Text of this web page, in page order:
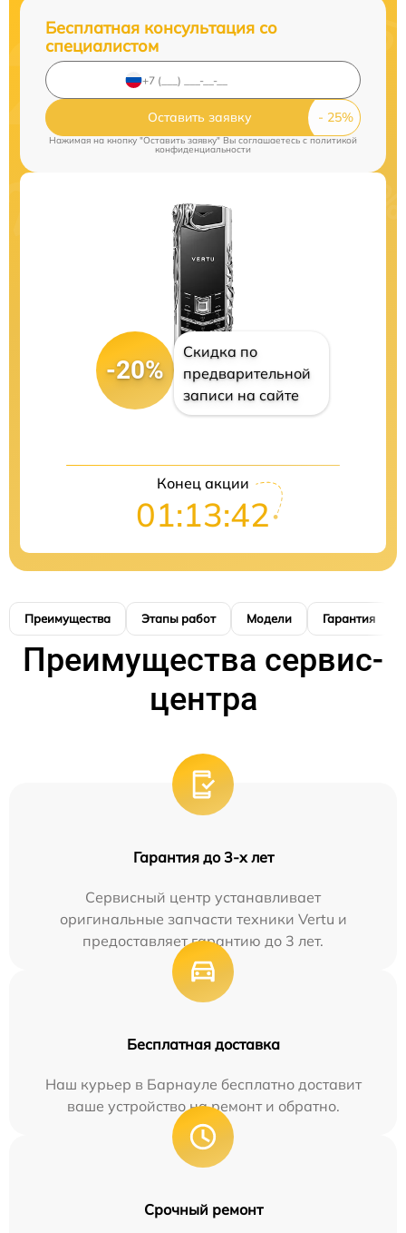
Бесплатная консультация со
специалистом
Оставить заявку
Нажимая на кнопку "Оставить заявку" Вы соглашаетесь cполитикой
конфиденциальности
-20%
Скидка по
предварительной
записи на сайте
Конец акции
01:13:40
Преимущества Этапы работ Модели Гарантия
Преимущества сервис-
центра
Гарантия до 3-х лет
Сервисный центр устанавливает
оригинальные запчасти техники Vertu и
предоставляет гарантию до 3 лет.
Бесплатная доставка
Наш курьер в Барнауле бесплатно доставит
ваше устройство на ремонт и обратно.
Срочный ремонт